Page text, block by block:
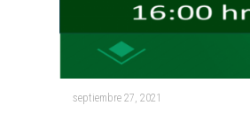
septiembre 27, 2021